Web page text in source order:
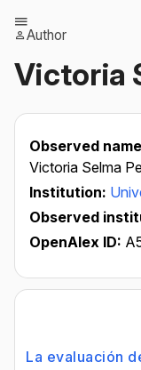
Author
Victoria
Observed
Victoria Selma
Institution:
Observed
OpenAlex ID:
La evaluación